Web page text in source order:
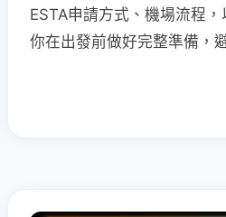
ESTA申請方式、機場流程
你在出發前做好完整準備，